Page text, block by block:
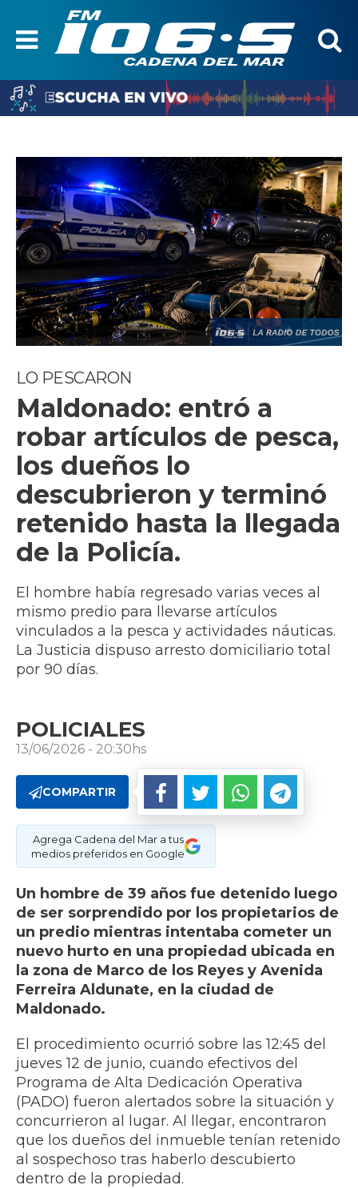
LO PESCARON
Maldonado: entró a
robar artículos de pesca,
los dueños lo
descubrieron y terminó
retenido hasta la llegada
de la Policía.
El hombre había regresado varias veces al
mismo predio para llevarse artículos
vinculados a la pesca y actividades náuticas.
La Justicia dispuso arresto domiciliario total
por 90 días.
POLICIALES
13/06/2026 - 20:30hs
COMPARTIR
Agrega Cadena del Mar a tus
medios preferidos en Google
Un hombre de 39 años fue detenido luego
de ser sorprendido por los propietarios de
un predio mientras intentaba cometer un
nuevo hurto en una propiedad ubicada en
la zona de Marco de los Reyes y Avenida
Ferreira Aldunate, en la ciudad de
Maldonado.
El procedimiento ocurrió sobre las 12:45 del
jueves 12 de junio, cuando efectivos del
Programa de Alta Dedicación Operativa
(PADO) fueron alertados sobre la situación y
concurrieron al lugar. Al llegar, encontraron
que los dueños del inmueble tenían retenido
al sospechoso tras haberlo descubierto
dentro de la propiedad.